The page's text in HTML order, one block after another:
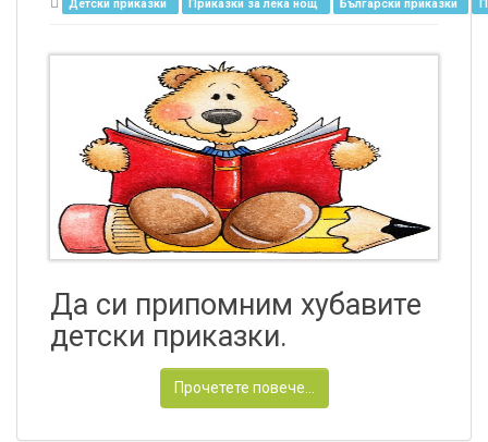
Детски приказки Приказки за лека нощ Български приказки
Да си припомним хубавите
детски приказки.
Прочетете повече...